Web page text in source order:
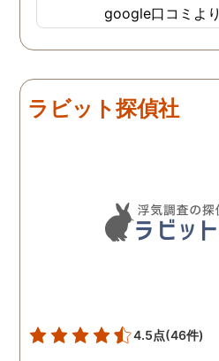
私の希望を聞いてもらいつ
つ、探偵さんのご意見も取
り入れ、細かく打ち合わせ
た。調査を行った日はその
日の報告を入れてくれたり
聞いて頂いたりと精神的に
も助かりました。 報告書や
調査の動画を見せてもらっ
ケアもしてもらったり色々
とお世話になりました！
google口コミより
ラビット探偵社
4.5点(46件)